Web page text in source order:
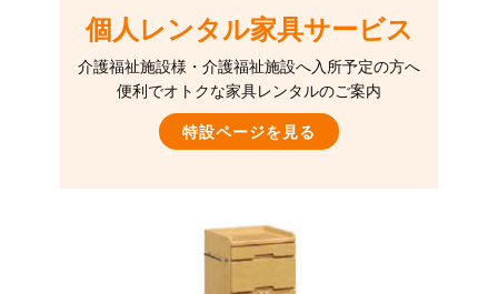
個人レンタル家具サービス
介護福祉施設様・介護福祉施設へ入所予定の方へ
便利でオトクな家具レンタルのご案内
特設ページを見る